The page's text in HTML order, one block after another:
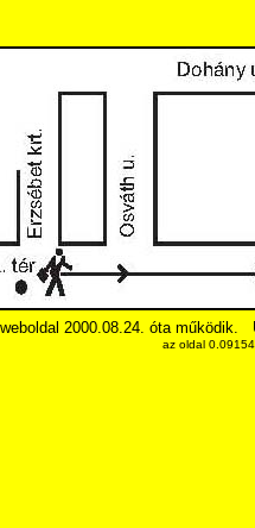
2000.08.24. óta működik.
az oldal